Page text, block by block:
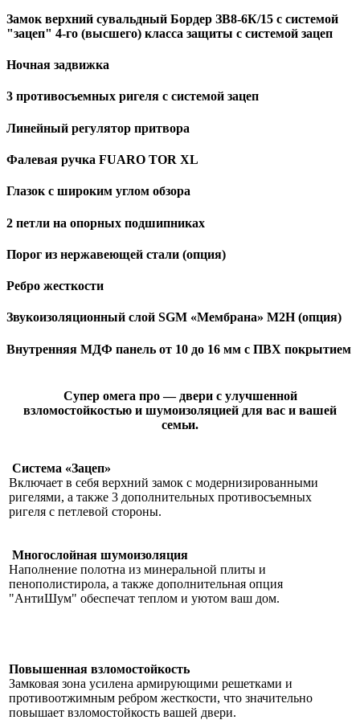
Замок верхний сувальдный Бордер ЗВ8-6К/15 с системой
"зацеп" 4-го (высшего) класса защиты с системой зацеп
Ночная задвижка
3 противосъемных ригеля с системой зацеп
Линейный регулятор притвора
Фалевая ручка FUARO TOR XL
Глазок с широким углом обзора
2 петли на опорных подшипниках
Порог из нержавеющей стали (опция)
Ребро жесткости
Звукоизоляционный слой SGM «Мембрана» М2Н (опция)
Внутренняя МДФ панель от 10 до 16 мм с ПВХ покрытием
Супер омега про — двери с улучшенной
взломостойкостью и шумоизоляцией для вас и вашей
семьи.
Система «Зацеп»
Включает в себя верхний замок с модернизированными
ригелями, а также 3 дополнительных противосъемных
ригеля с петлевой стороны.
Многослойная шумоизоляция
Наполнение полотна из минеральной плиты и
пенополистирола, а также дополнительная опция
"АнтиШум" обеспечат теплом и уютом ваш дом.
Повышенная взломостойкость
Замковая зона усилена армирующими решетками и
противоотжимным ребром жесткости, что значительно
повышает взломостойкость вашей двери.